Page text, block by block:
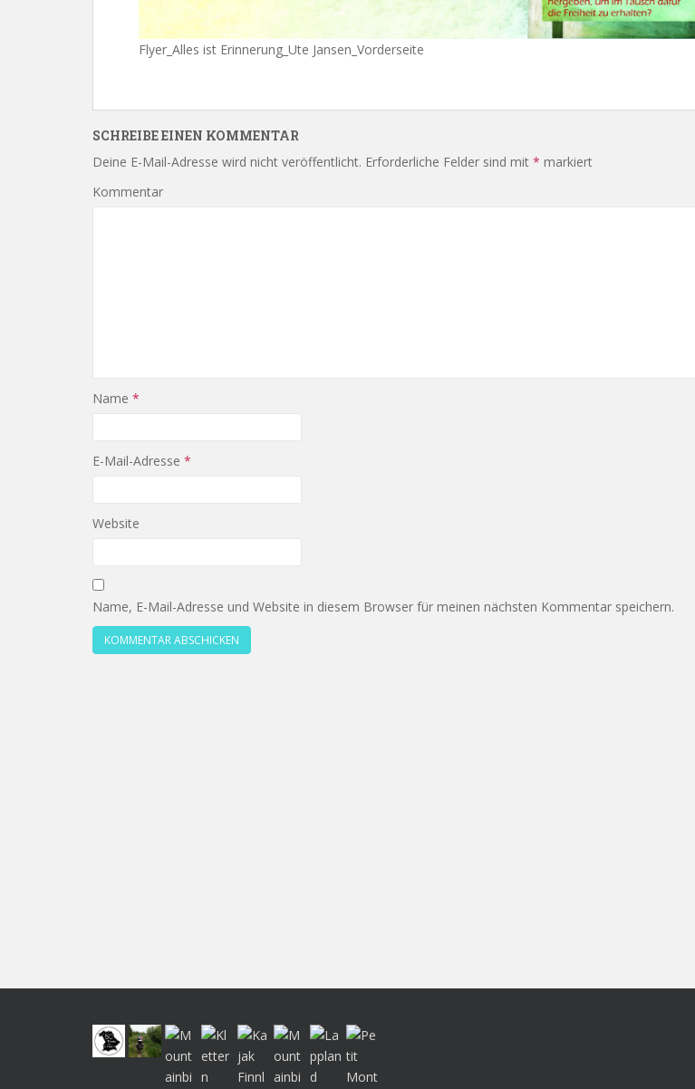
Flyer_Alles ist Erinnerung_Ute Jansen_Vorderseite
SCHREIBE EINEN KOMMENTAR
Deine E-Mail-Adresse wird nicht veröffentlicht. Erforderliche Felder sind mit * markiert
Kommentar
Name *
E-Mail-Adresse *
Website
Name, E-Mail-Adresse und Website in diesem Browser für meinen nächsten Kommentar speichern.